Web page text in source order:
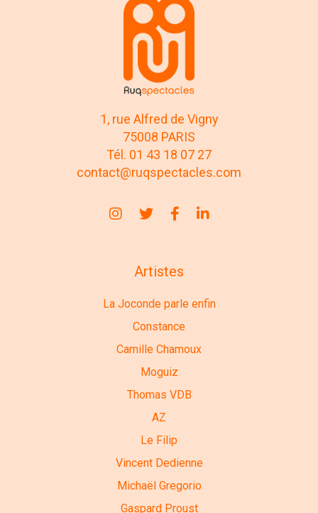
1, rue Alfred de Vigny
75008 PARIS
Tél. 01 43 18 07 27
contact@ruqspectacles.com
Artistes
La Joconde parle enfin
Constance
Camille Chamoux
Moguiz
Thomas VDB
AZ
Le Filip
Vincent Dedienne
Michaël Gregorio
Gaspard Proust